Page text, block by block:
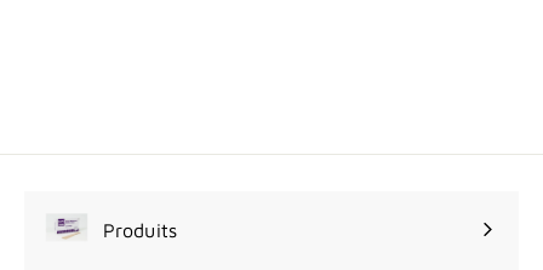
0
Produits
Ouvrir